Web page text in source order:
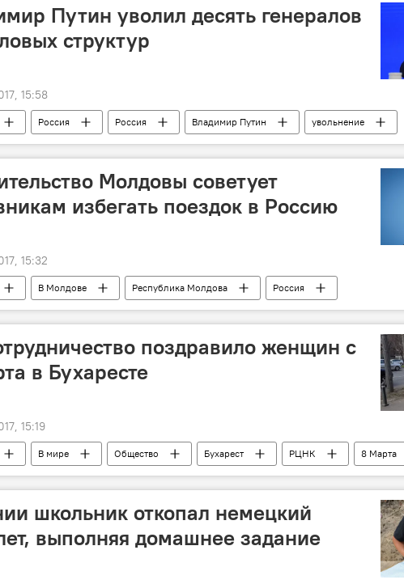
Путин уволил десять генералов
структур
15:58
Россия Россия Владимир Путин увольнение
Молдовы советует
избегать поездок в Россию
15:32
В Молдове Республика Молдова
Россия
Молдовы
поздравило женщин с
в Бухаресте
15:19
В мире Общество Бухарест РЦНК
8 Марта
школьник откопал немецкий
выполняя домашнее задание